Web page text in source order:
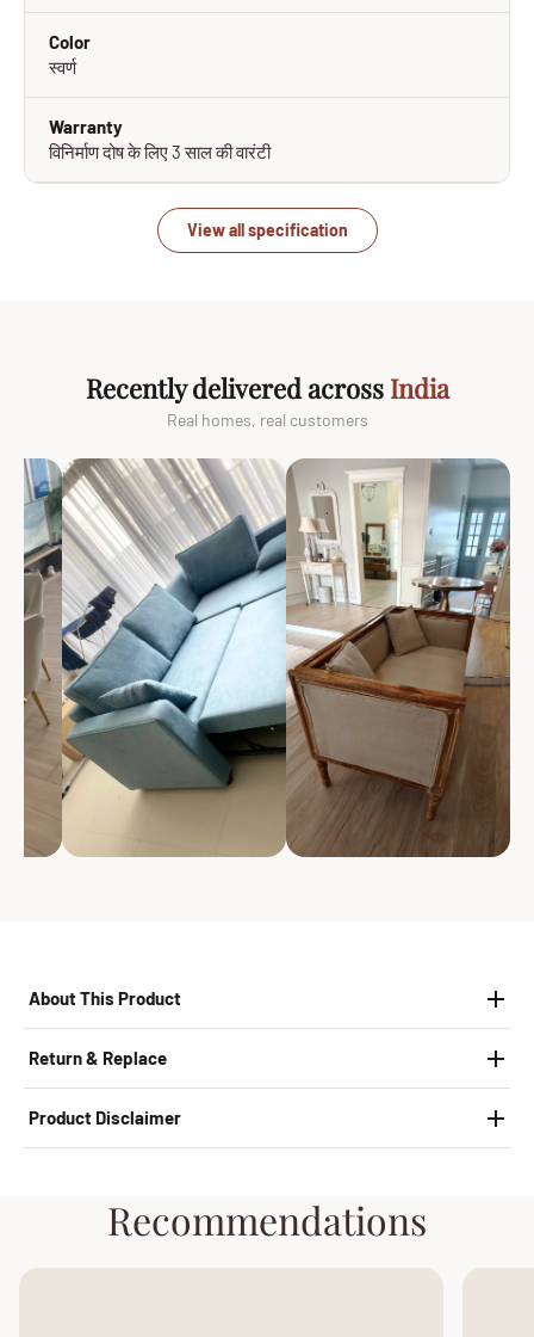
Color
स्वर्ण
Warranty
विनिर्माण दोष के लिए 3 साल की वारंटी
View all specification
Recently delivered across India
Real homes, real customers
About This Product
Return & Replace
Product Disclaimer
Recommendations